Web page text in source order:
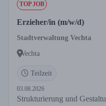
TOP JOB
Erzieher/in (m/w/d)
Stadtverwaltung Vechta
Vechta
Teilzeit
03.08.2026
Strukturierung und